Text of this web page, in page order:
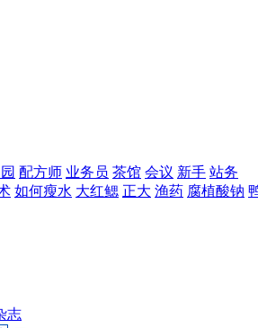
配方师 业务员 茶馆 会议 新手 站务
如何瘦水 大红鳃 正大 渔药 腐植酸钠
志